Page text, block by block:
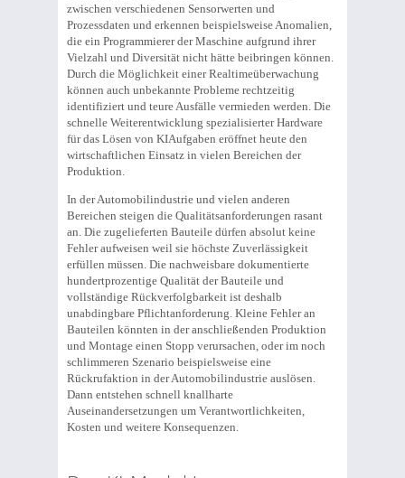
zwischen verschiedenen Sensorwerten und
Prozessdaten und erkennen beispielsweise Anomalien,
die ein Programmierer der Maschine aufgrund ihrer
Vielzahl und Diversität nicht hätte beibringen können.
Durch die Möglichkeit einer Realtimeüberwachung
können auch unbekannte Probleme rechtzeitig
identifiziert und teure Ausfälle vermieden werden. Die
schnelle Weiterentwicklung spezialisierter Hardware
für das Lösen von KIAufgaben eröffnet heute den
wirtschaftlichen Einsatz in vielen Bereichen der
Produktion.
In der Automobilindustrie und vielen anderen
Bereichen steigen die Qualitätsanforderungen rasant
an. Die zugelieferten Bauteile dürfen absolut keine
Fehler aufweisen weil sie höchste Zuverlässigkeit
erfüllen müssen. Die nachweisbare dokumentierte
hundertprozentige Qualität der Bauteile und
vollständige Rückverfolgbarkeit ist deshalb
unabdingbare Pflichtanforderung. Kleine Fehler an
Bauteilen könnten in der anschließenden Produktion
und Montage einen Stopp verursachen, oder im noch
schlimmeren Szenario beispielsweise eine
Rückrufaktion in der Automobilindustrie auslösen.
Dann entstehen schnell knallharte
Auseinandersetzungen um Verantwortlichkeiten,
Kosten und weitere Konsequenzen.